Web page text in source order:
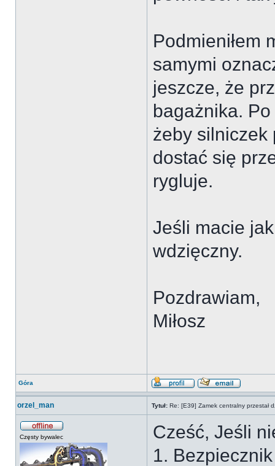
Podmieniłem
samymi
jeszcze, że
bagażnika.
żeby silniczek
dostać się
rygluje.
Jeśli macie
wdzięczny.
Pozdrawiam,
Miłosz
Góra
orzel_man Tytuł: Re: [E39] Zamek centralny przestał
Częsty bywalec
Cześć, Jeśli
1. Bezpiecznik